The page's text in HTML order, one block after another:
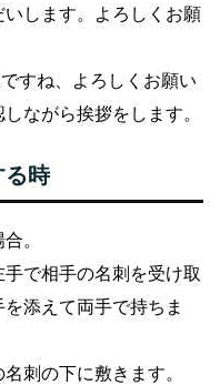
します。よろしくお願
ね、よろしくお願い
ながら挨拶をします。
る時
。
で相手の名刺を受け取
添えて両手で持ちま
刺の下に敷きます。